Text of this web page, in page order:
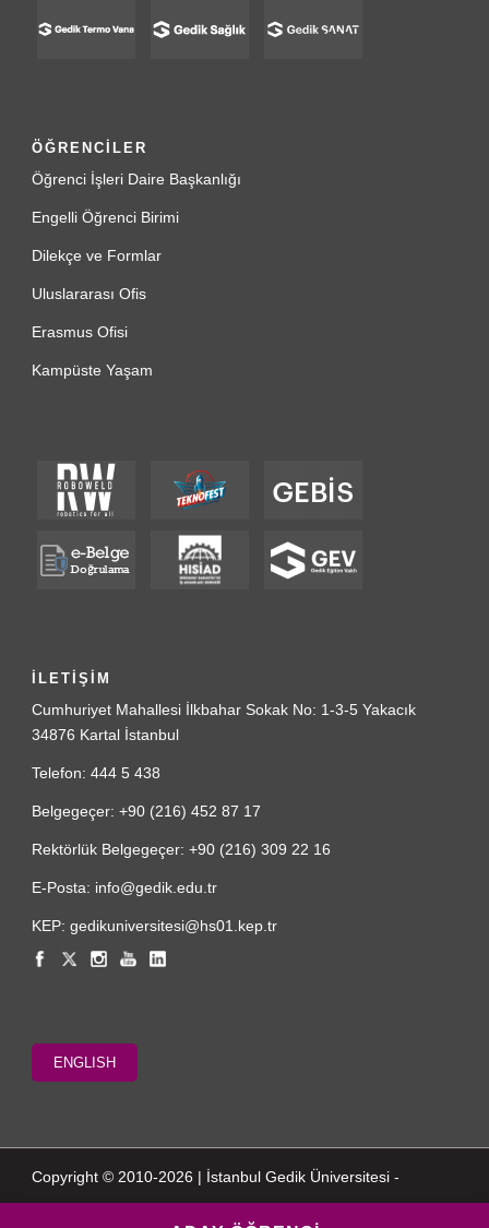
ÖĞRENCİLER
Öğrenci İşleri Daire Başkanlığı
Engelli Öğrenci Birimi
Dilekçe ve Formlar
Uluslararası Ofis
Erasmus Ofisi
Kampüste Yaşam
İLETİŞİM
Cumhuriyet Mahallesi İlkbahar Sokak No: 1-3-5 Yakacık
34876 Kartal İstanbul
Telefon: 444 5 438
Belgegeçer: +90 (216) 452 87 17
Rektörlük Belgegeçer: +90 (216) 309 22 16
E-Posta: info@gedik.edu.tr
KEP: gedikuniversitesi@hs01.kep.tr
ENGLISH
Copyright © 2010-2026 | İstanbul Gedik Üniversitesi -